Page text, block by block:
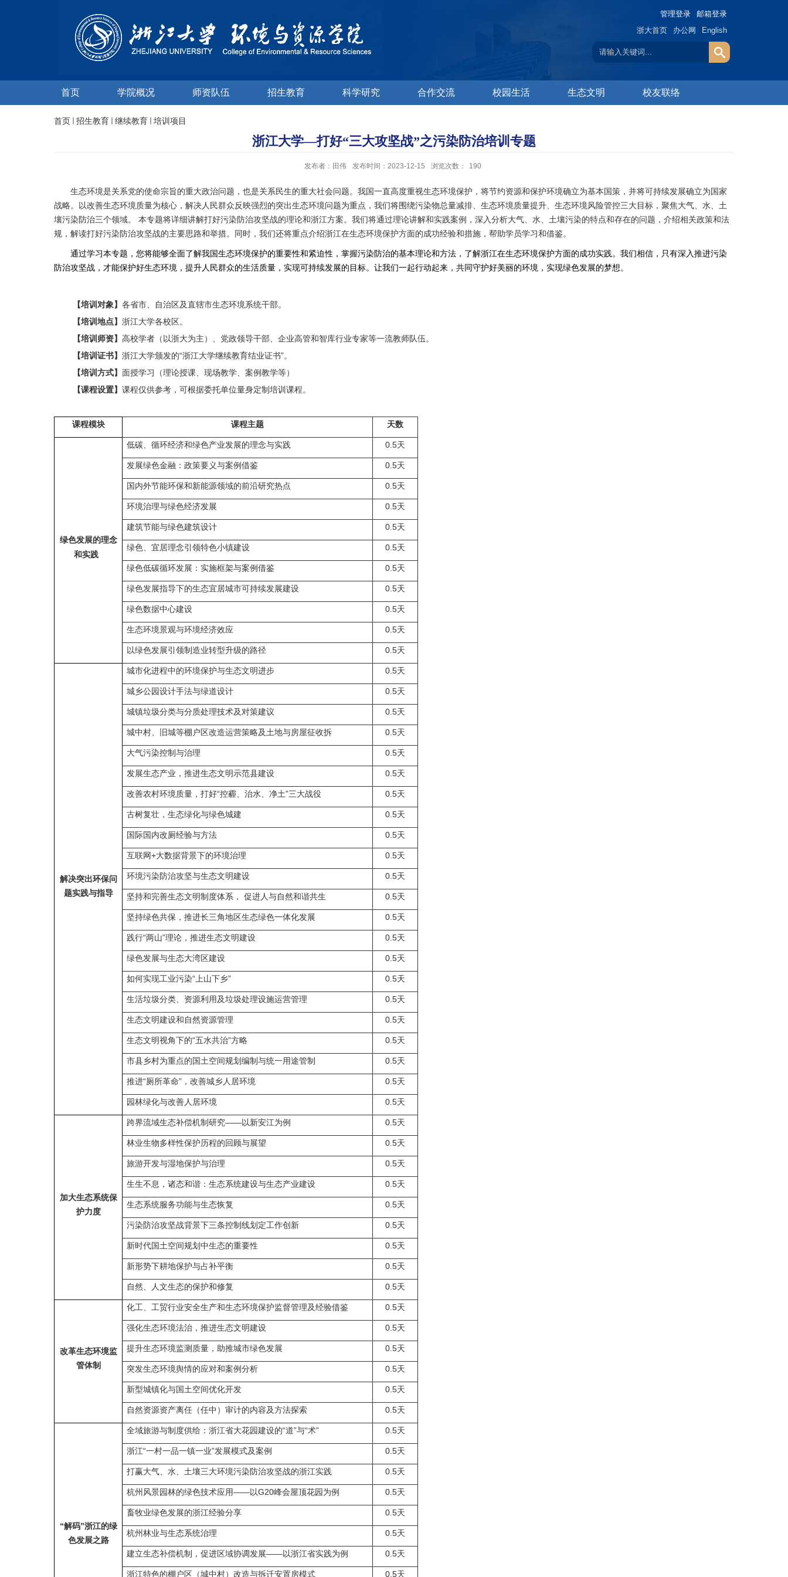
管理登录
邮箱登录
浙大首页
办公网 English
首页 学院概况 师资队伍 招生教育 科学研究 合作交流 校园生活 生态文明 校友联络
首页 招生教育 继续教育 培训项目
浙江大学—打好“三大攻坚战”之污染防治培训专题
发布者：田伟 发布时间：2023-12-15 浏览次数： 190
生态环境是关系党的使命宗旨的重大政治问题，也是关系民生的重大社会问题。我国一直高度重视生态环境保护，将节约资源和保护环境确立为基本国策，并将可持续发展确立为国家
战略。以改善生态环境质量为核心，解决人民群众反映强烈的突出生态环境问题为重点，我们将围绕污染物总量减排、生态环境质量提升、生态环境风险管控三大目标，聚焦大气、水、土
壤污染防治三个领域。
本专题将详细讲解打好污染防治攻坚战的理论和浙江方案。我们将通过理论讲解和实践案例，深入分析大气、水、土壤污染的特点和存在的问题，介绍相关政策和法
规，解读打好污染防治攻坚战的主要思路和举措。同时，我们还将重点介绍浙江在生态环境保护方面的成功经验和措施，帮助学员学习和借鉴。
通过学习本专题，您将能够全面了解我国生态环境保护的重要性和紧迫性，掌握污染防治的基本理论和方法，了解浙江在生态环境保护方面的成功实践。我们相信，只有深入推进污染
防治攻坚战，才能保护好生态环境，提升人民群众的生活质量，实现可持续发展的目标。让我们一起行动起来，共同守护好美丽的环境，实现绿色发展的梦想。
【培训对象】 各省市、自治区及直辖市生态环境系统干部。
【培训地点】 浙江大学各校区。
【培训师资】 高校学者（以浙大为主）、党政领导干部、企业高管和智库行业专家等一流教师队伍。
【培训证书】 浙江大学颁发的“浙江大学继续教育结业证书”。
【培训方式】 面授学习（理论授课、现场教学、案例教学等）
【课程设置】 课程仅供参考，可根据委托单位量身定制培训课程。
课程模块 课程主题 天数
绿色发展的理念
和实践
低碳、循环经济和绿色产业发展的理念与实践 0.5天
发展绿色金融：政策要义与案例借鉴 0.5天
国内外节能环保和新能源领域的前沿研究热点 0.5天
环境治理与绿色经济发展 0.5天
建筑节能与绿色建筑设计 0.5天
绿色、宜居理念引领特色小镇建设 0.5天
绿色低碳循环发展：实施框架与案例借鉴 0.5天
绿色发展指导下的生态宜居城市可持续发展建设 0.5天
绿色数据中心建设 0.5天
生态环境景观与环境经济效应 0.5天
以绿色发展引领制造业转型升级的路径 0.5天
解决突出环保问
题实践与指导
城市化进程中的环境保护与生态文明进步 0.5天
城乡公园设计手法与绿道设计 0.5天
城镇垃圾分类与分质处理技术及对策建议 0.5天
城中村、旧城等棚户区改造运营策略及土地与房屋征收拆 0.5天
大气污染控制与治理 0.5天
发展生态产业，推进生态文明示范县建设 0.5天
改善农村环境质量，打好“控霾、治水、净土”三大战役 0.5天
古树复壮，生态绿化与绿色城建 0.5天
国际国内改厕经验与方法 0.5天
互联网+大数据背景下的环境治理 0.5天
环境污染防治攻坚与生态文明建设 0.5天
坚持和完善生态文明制度体系， 促进人与自然和谐共生 0.5天
坚持绿色共保，推进长三角地区生态绿色一体化发展 0.5天
践行“两山”理论，推进生态文明建设 0.5天
绿色发展与生态大湾区建设 0.5天
如何实现工业污染“上山下乡” 0.5天
生活垃圾分类、资源利用及垃圾处理设施运营管理 0.5天
生态文明建设和自然资源管理 0.5天
生态文明视角下的“五水共治”方略 0.5天
市县乡村为重点的国土空间规划编制与统一用途管制 0.5天
推进“厕所革命”，改善城乡人居环境 0.5天
园林绿化与改善人居环境 0.5天
加大生态系统保
护力度
跨界流域生态补偿机制研究——以新安江为例 0.5天
林业生物多样性保护历程的回顾与展望 0.5天
旅游开发与湿地保护与治理 0.5天
生生不息，诸态和谐：生态系统建设与生态产业建设 0.5天
生态系统服务功能与生态恢复 0.5天
污染防治攻坚战背景下三条控制线划定工作创新 0.5天
新时代国土空间规划中生态的重要性 0.5天
新形势下耕地保护与占补平衡 0.5天
自然、人文生态的保护和修复 0.5天
改革生态环境监
管体制
化工、工贸行业安全生产和生态环境保护监督管理及经验借鉴 0.5天
强化生态环境法治，推进生态文明建设 0.5天
提升生态环境监测质量，助推城市绿色发展 0.5天
突发生态环境舆情的应对和案例分析 0.5天
新型城镇化与国土空间优化开发 0.5天
自然资源资产离任（任中）审计的内容及方法探索 0.5天
“解码”浙江的绿
色发展之路
全域旅游与制度供给：浙江省大花园建设的“道”与“术” 0.5天
浙江“一村一品一镇一业”发展模式及案例 0.5天
打赢大气、水、土壤三大环境污染防治攻坚战的浙江实践 0.5天
杭州风景园林的绿色技术应用——以G20峰会屋顶花园为例 0.5天
畜牧业绿色发展的浙江经验分享 0.5天
杭州林业与生态系统治理 0.5天
建立生态补偿机制，促进区域协调发展——以浙江省实践为例 0.5天
浙江特色的棚户区（城中村）改造与拆迁安置房模式 0.5天